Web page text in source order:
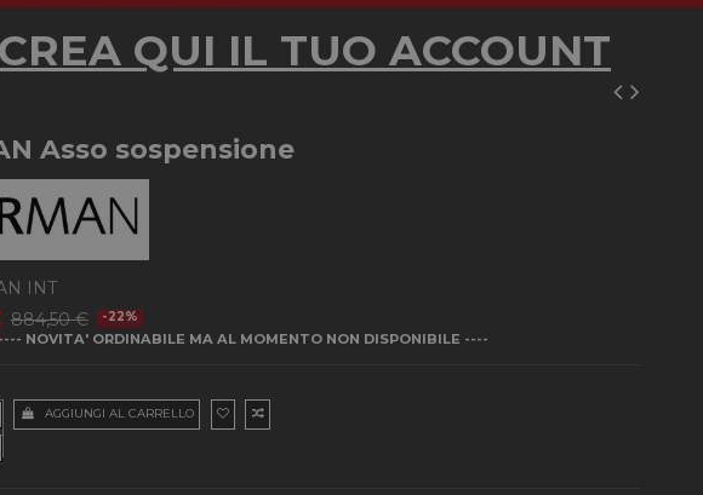
CREA QUI IL TUO ACCOUNT
Asso sospensione
INT
884,50 € -22%
---- NOVITA' ORDINABILE MA AL MOMENTO NON DISPONIBILE ----
AGGIUNGI AL CARRELLO